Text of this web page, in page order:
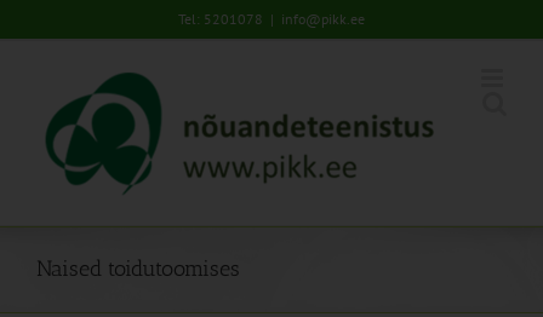
to
Tel: 5201078 | info@pikk.ee
Naised toidutoomises